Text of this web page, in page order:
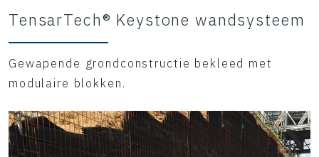
TensarTech® Keystone wandsysteem
Gewapende grondconstructie bekleed met
modulaire blokken.